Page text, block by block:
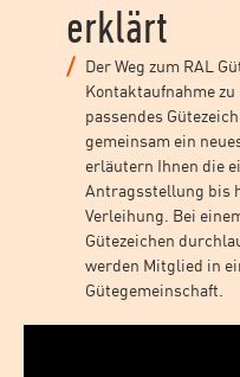
erklärt
Der Weg zum RAL
Kontaktaufnahme
passendes
gemeinsam ein
erläutern Ihnen die
Antragsstellung bis
Verleihung. Bei
Gütezeichen
werden Mitglied in
Gütegemeinschaft.